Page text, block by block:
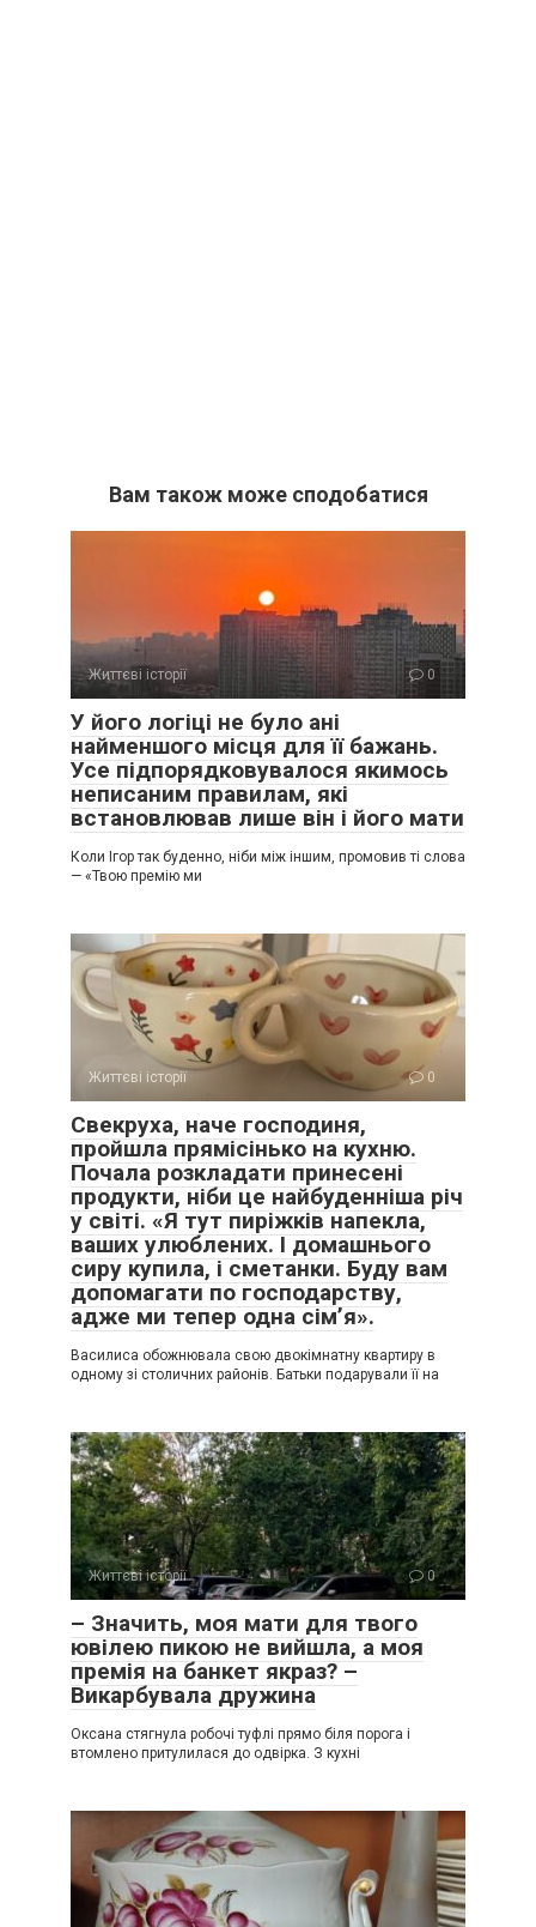
Вам також може сподобатися
Життєві історії 0
У його логіці не було ані
найменшого місця для її бажань.
Усе підпорядковувалося якимось
неписаним правилам, які
встановлював лише він і його мати
Коли Ігор так буденно, ніби між іншим, промовив ті слова
— «Твою премію ми
Життєві історії 0
Свекруха, наче господиня,
пройшла прямісінько на кухню.
Почала розкладати принесені
продукти, ніби це найбуденніша річ
у світі. «Я тут пиріжків напекла,
ваших улюблених. І домашнього
сиру купила, і сметанки. Буду вам
допомагати по господарству,
адже ми тепер одна сім’я».
Василиса обожнювала свою двокімнатну квартиру в
одному зі столичних районів. Батьки подарували її на
Життєві історії 0
– Значить, моя мати для твого
ювілею пикою не вийшла, а моя
премія на банкет якраз? –
Викарбувала дружина
Оксана стягнула робочі туфлі прямо біля порога і
втомлено притулилася до одвірка. З кухні